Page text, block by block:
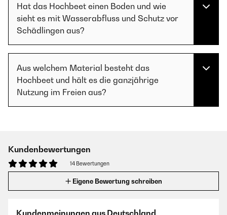
Hat das Hochbeet einen Boden und wie
sieht es mit Wasserabfluss und Schutz vor
Schädlingen aus?
Aus welchem Material besteht das
Hochbeet und hält es die ganzjährige
Nutzung im Freien aus?
Kundenbewertungen
14 Bewertungen
Eigene Bewertung schreiben
Kundenmeinungen aus Deutschland